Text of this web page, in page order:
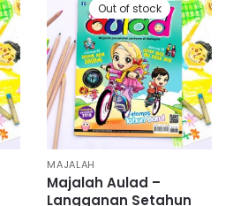
Out of stock
MAJALAH
Majalah Aulad –
Langganan Setahun